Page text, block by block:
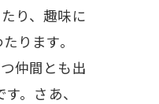
り、趣味に
ります。
仲間とも出
。さあ、